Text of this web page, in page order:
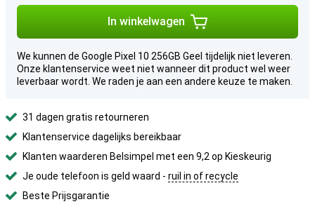
In winkelwagen
We kunnen de Google Pixel 10 256GB Geel tijdelijk niet leveren.
Onze klantenservice weet niet wanneer dit product wel weer
leverbaar wordt. We raden je aan een andere keuze te maken.
31 dagen gratis retourneren
Klantenservice dagelijks bereikbaar
Klanten waarderen Belsimpel met een 9,2 op Kieskeurig
Je oude telefoon is geld waard - ruil in of recycle
Beste Prijsgarantie